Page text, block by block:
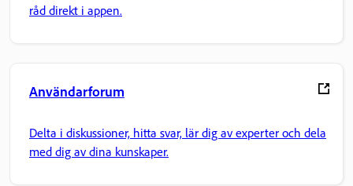
råd direkt i appen.
Användarforum
Delta i diskussioner, hitta svar, lär dig av experter och dela
med dig av dina kunskaper.